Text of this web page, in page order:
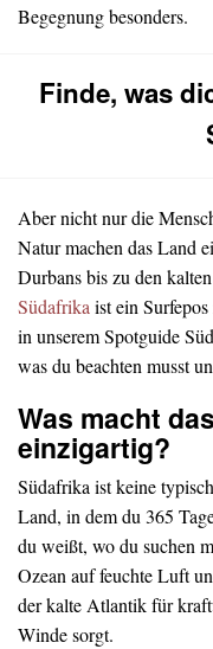
Begegnung besonders.
Finde, was
Aber nicht nur die
Natur machen das Land
Durbans bis zu den
Südafrika ist ein
in unserem Spotguide
was du beachten musst
Was macht
einzigartig?
Südafrika ist keine
Land, in dem du 365
du weißt, wo du suchen
Ozean auf feuchte Luft
der kalte Atlantik für
Winde sorgt.